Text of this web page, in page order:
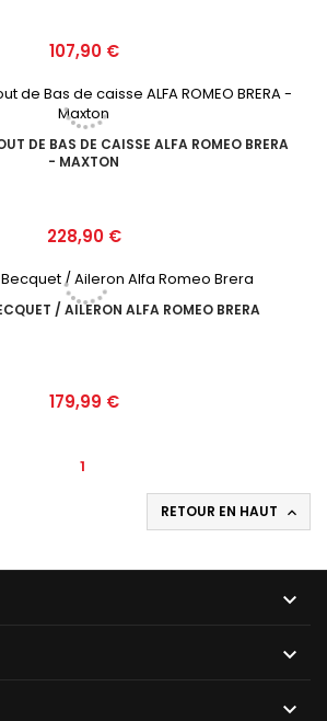
Prix
107,90 €
DE BAS DE CAISSE ALFA ROMEO BRERA
- MAXTON
Prix
228,90 €
/ AILERON ALFA ROMEO BRERA
Prix
179,99 €
1
RETOUR EN HAUT 


